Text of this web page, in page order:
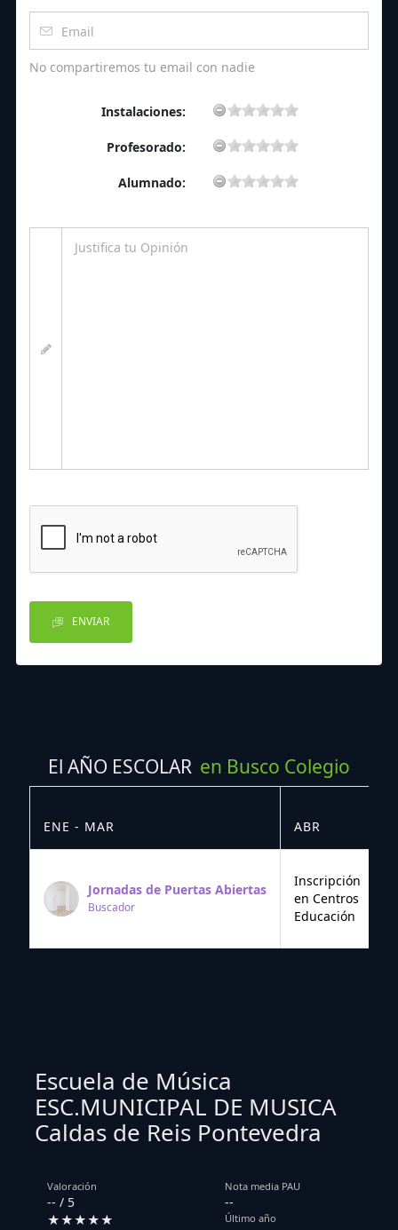
No compartiremos tu email con nadie
Instalaciones:
Profesorado:
Alumnado:
ENVIAR
El AÑO ESCOLAR en Busco Colegio
ENE - MAR ABR
Jornadas de Puertas Abiertas
Buscador
Inscripción
en Centros
Educación
Escuela de Música
ESC.MUNICIPAL DE MUSICA
Caldas de Reis Pontevedra
Valoración
-- / 5
★★★★★
Nota media PAU
--
Último año